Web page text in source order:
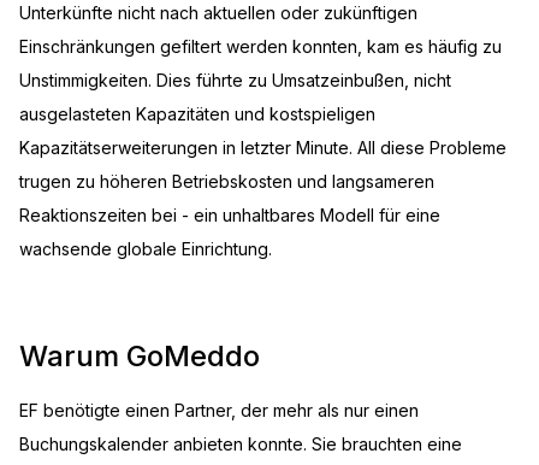
Unterkünfte nicht nach aktuellen oder zukünftigen
Einschränkungen gefiltert werden konnten, kam es häufig zu
Unstimmigkeiten. Dies führte zu Umsatzeinbußen, nicht
ausgelasteten Kapazitäten und kostspieligen
Kapazitätserweiterungen in letzter Minute. All diese Probleme
trugen zu höheren Betriebskosten und langsameren
Reaktionszeiten bei - ein unhaltbares Modell für eine
wachsende globale Einrichtung.
Warum GoMeddo
EF benötigte einen Partner, der mehr als nur einen
Buchungskalender anbieten konnte. Sie brauchten eine